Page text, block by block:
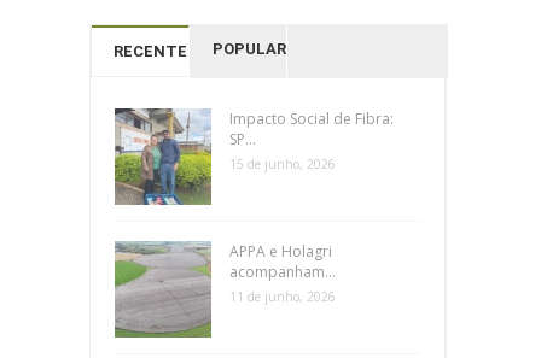
RECENTES POPULAR
Impacto Social de Fibra:
SP...
15 de junho, 2026
APPA e Holagri
acompanham...
11 de junho, 2026